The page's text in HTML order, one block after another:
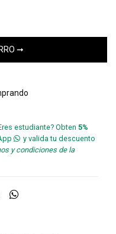
estudiante? Obten 5%
y valida tu descuento
y condiciones de la